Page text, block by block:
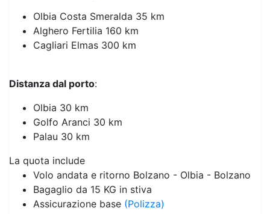
Olbia Costa Smeralda 35 km
Alghero Fertilia 160 km
Cagliari Elmas 300 km
Distanza dal porto:
Olbia 30 km
Golfo Aranci 30 km
Palau 30 km
La quota include
Volo andata e ritorno Bolzano - Olbia - Bolzano
Bagaglio da 15 KG in stiva
Assicurazione base (Polizza)